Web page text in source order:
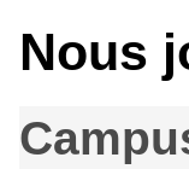
Nous